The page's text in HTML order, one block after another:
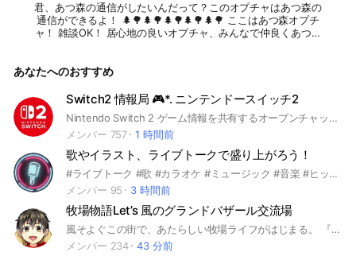
君、あつ森の通信がしたいんだって？このオプチャはあつ森の
通信ができるよ！ 🌲🌳🌲🌳🌲🌳🌲🌳🌲🌳 ここはあつ森オプチ
ャ！ 雑談OK！ 居心地の良いオプチャ、みんなで仲良くあつ森
M専 オプチャの宣伝 どちらもOK！ 入退室はご自由に！ あつ
も参加OK！ お知らせ📢人数上限解放！ 相談があったら，私に
相談してください！何でも聞きます👍🏻👍🏻👍🏻 入ったら大事なノ
ートを見て！！！！ください！！！！ ライブトークしてま
す！よかったら参加してね 説明を最後まで見てくれてありが
とう！ このオープンチャットが気になるあなた、ぜひ気軽に
参加してみてね！ 設立日2022年9月19日（月曜日） ＃あつ森
#あつまれどうぶつの森#どうぶつの森ポケットキャンプ#ポケ
ットキャンプ#フレンド＃フレンド募集#スマホゲーム#ゲーム
#スマホ#どうぶつの森##任天堂#Nintendo#Nintendo Switch
#とび森#まち森#おい森#どう森#最高#攻略#キャラ#キャラク
ター#どうぶつ#動物#クラフト#クラフト素材#バザー#フレン
ドバザー#キャンピングカー#情報#化石#通信#インターネット
#いろいろ#初心者#中級者#上級者#達人#参加してね#参加#み
あなたへのおすすめ
Switch2 情報局 🎮*. ニンテンドースイッチ2
Nintendo Switch 2 ゲーム情報を共有するオープンチャットです！ おすすめ、新作、レビューなど、Switch関連の話題で盛り上がりましょう！ #Switch2 #Switch #スイッチ #ゲーム #攻略 #雑談 #募集 #フレンド #Nintendo #任天堂 #あつ森 #桃鉄 #ピクミン #スプラトゥーン #ポケモン #マリオ #オンライン #マリオ #マルチ #ゼルダ #ニンテンドー #ニンテンドーダイレクト #ニンダイ
メンバー 757
1 時間前
歌やイラスト、ライブトークで盛り上がろう！
#ライブトーク #歌 #カラオケ #ミュージック #音楽 #ヒップホップ #演歌 #歌謡曲 #ライブトーク #うた #新曲
メンバー 95
3 時間前
牧場物語Let’s 風のグランドバザール交流場
風そよぐこの街で、あたらしい牧場ライフがはじまる。 『牧場物語 Let’s！風のグランドバザール』は、2008年に発売された『牧場物語 ようこそ！風のバザールへ』を原作とした「牧場物語」シリーズ最新作です。 本作の舞台はさわやかな風が吹く山あい、週に一度のバザールだけが取り柄の寂びれた町「そよかぜタウン」。あなたはこの町のはずれにある牧場に移住し、動物や作物のお世話することで牧場経営をするかたわら、町の様々な住人たちとの交流を通じてもうひとつの人生をおくることに。 これから牧場物語を始める方大歓迎！管理者も約20年ぶりに始めます！是非交流しましょう！
メンバー 234
43 分前